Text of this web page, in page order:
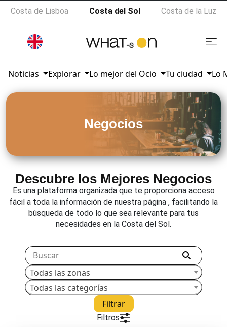
Costa de Lisboa Costa de la Luz
Costa del Sol
Noticias Explorar Lo mejor del Ocio Tu ciudad Lo
Negocios
Descubre los Mejores Negocios
Es una plataforma organizada que te proporciona acceso
fácil a toda la información de nuestra página , facilitando la
búsqueda de todo lo que sea relevante para tus
necesidades en la Costa del Sol.
Filtros
Todas las zonas
Todas las categorías
Filtrar